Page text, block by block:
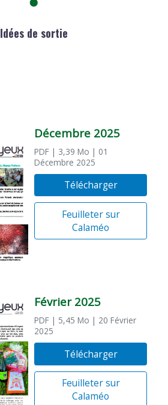
Idées de sortie
Décembre 2025
PDF | 3,39 Mo | 01
Décembre 2025
Télécharger
Feuilleter sur
Calaméo
Février 2025
PDF | 5,45 Mo | 20 Février
2025
Télécharger
Feuilleter sur
Calaméo